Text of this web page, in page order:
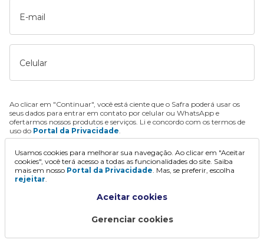
E-mail
Celular
Ao clicar em "Continuar", você está ciente que o Safra poderá usar os
seus dados para entrar em contato por celular ou WhatsApp e
ofertarmos nossos produtos e serviços. Li e concordo com os termos de
uso do Portal da Privacidade.
Continuar
Usamos cookies para melhorar sua navegação. Ao clicar em "Aceitar
cookies", você terá acesso a todas as funcionalidades do site. Saiba
mais em nosso Portal da Privacidade. Mas, se preferir, escolha
rejeitar.
Aceitar cookies
Gerenciar cookies